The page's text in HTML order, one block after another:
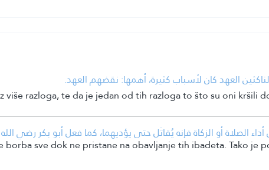
العهد كان لأسباب كثيرة، أهمها: نقضهم العهد.
razloga, te da je jedan od tih razloga to što su oni kršili
الصلاة أو الزكاة فإنه يُقاتَل حتى يؤديهما، كما فعل أبو بكر رضي
sve dok ne pristane na obavljanje tih ibadeta. Tako je